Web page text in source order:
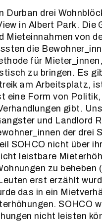
Durban drei
in Albert Park.
Mieteinnahmen von
die
für
zu bringen. Es
am Arbeitsplatz,
eine Form von
gibt.
und Landlord
der drei
SOHCO nicht über
leistbare
zu
erst erzählt
das in ein
SOHCO
nicht leisten